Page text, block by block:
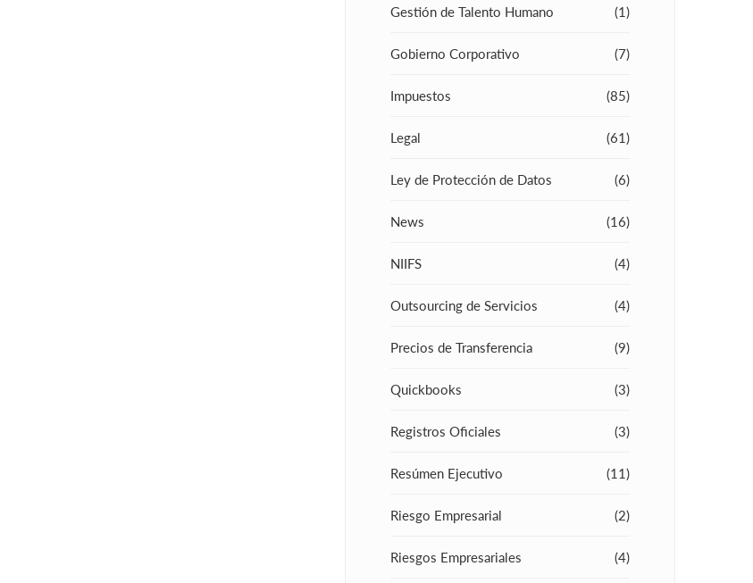
Gestión de Talento Humano (1)
Gobierno Corporativo (7)
Impuestos (85)
Legal (61)
Ley de Protección de Datos (6)
News (16)
NIIFS (4)
Outsourcing de Servicios (4)
Precios de Transferencia (9)
Quickbooks (3)
Registros Oficiales (3)
Resúmen Ejecutivo (11)
Riesgo Empresarial (2)
Riesgos Empresariales (4)